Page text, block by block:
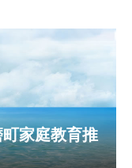
家庭教育推